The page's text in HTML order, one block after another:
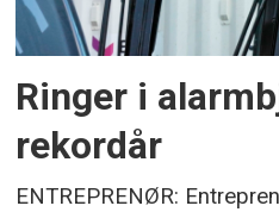
Ringer i
rekordår
ENTREPRENØR: